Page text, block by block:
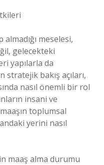
meselesi,
gelecekteki
yapılarla da
bakış açıları,
nasıl önemli bir rol
insani ve
toplumsal
yerini nasıl
maaş alma durumu